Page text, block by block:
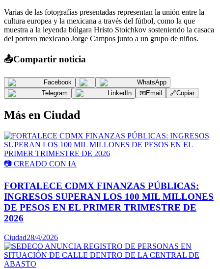
Varias de las fotografías presentadas representan la unión entre la
cultura europea y la mexicana a través del fútbol, como la que
muestra a la leyenda búlgara Hristo Stoichkov sosteniendo la casaca
del portero mexicano Jorge Campos junto a un grupo de niños.
📤Compartir noticia
Facebook
WhatsApp
Telegram
LinkedIn 📧Email 🔗Copiar
Más en Ciudad
📷 CREADO CON IA
FORTALECE CDMX FINANZAS PÚBLICAS:
INGRESOS SUPERAN LOS 100 MIL MILLONES
DE PESOS EN EL PRIMER TRIMESTRE DE
2026
Ciudad28/4/2026